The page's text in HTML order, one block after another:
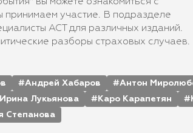
принимаем участие. В подразделе
АСТ для различных изданий.
разборы страховых случаев.
Андрей Хабаров Антон
Ирина Лукьянова Каро Карапетян
Степанова